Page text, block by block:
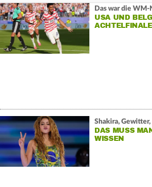
Das war die WM-
USA UND
ACHTELFINALE
Shakira, Gewitter,
DAS MUSS
WISSEN